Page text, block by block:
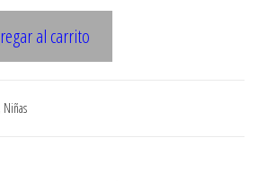
al carrito
Niñas